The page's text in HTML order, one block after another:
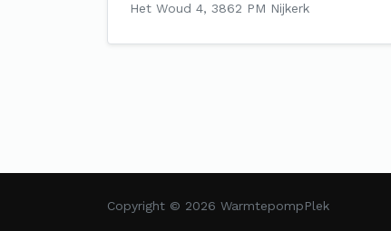
Het Woud 4, 3862 PM Nijkerk
Copyright © 2026 WarmtepompPlek